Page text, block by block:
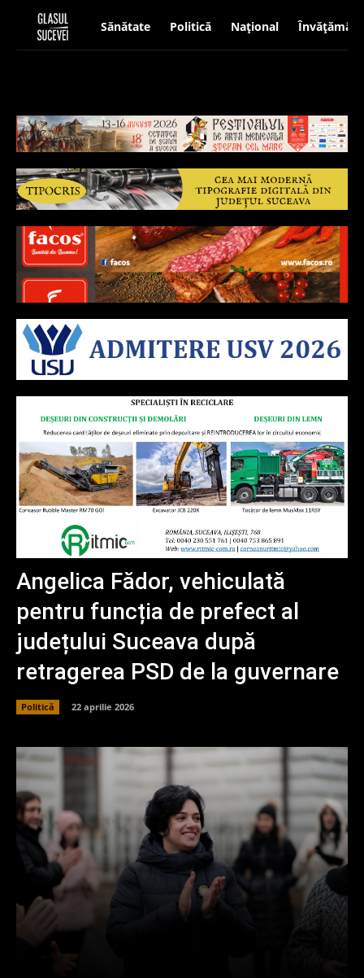
Sănătate Politică Național Învățământ
Angelica Fădor, vehiculată
pentru funcția de prefect al
județului Suceava după
retragerea PSD de la guvernare
Politică 22 aprilie 2026